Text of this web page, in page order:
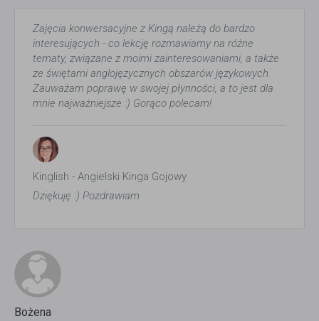
Zajęcia konwersacyjne z Kingą należą do bardzo
interesujących - co lekcję rozmawiamy na różne
tematy, związane z moimi zainteresowaniami, a także
ze świętami anglojęzycznych obszarów językowych.
Zauważam poprawę w swojej płynności, a to jest dla
mnie najważniejsze :) Gorąco polecam!
Kinglish - Angielski Kinga Gojowy
Dziękuję :) Pozdrawiam
Bożena